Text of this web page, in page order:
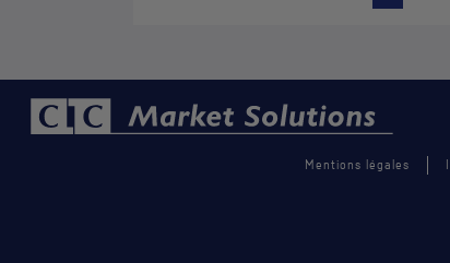
Mentions légales